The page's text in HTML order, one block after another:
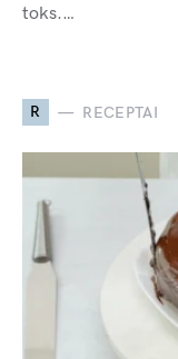
toks.…
R RECEPTAI